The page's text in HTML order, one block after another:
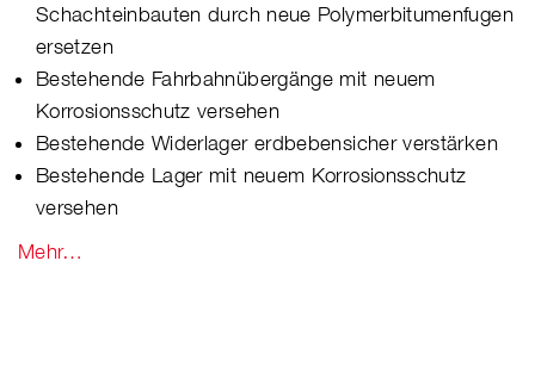
Schachteinbauten durch neue Polymerbitumenfugen
ersetzen
Bestehende Fahrbahnübergänge mit neuem
Korrosionsschutz versehen
Bestehende Widerlager erdbebensicher verstärken
Bestehende Lager mit neuem Korrosionsschutz
versehen
Mehr…